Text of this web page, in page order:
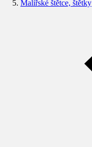
Malířské štětce, štětky